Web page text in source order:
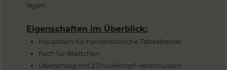
legen.
Eigenschaften im Überblick:
Hauptfach für handelsübliche Tabakbeutel
Fach für Blättchen
Überschlag mit 2 Druckknopf-Verschlüssen